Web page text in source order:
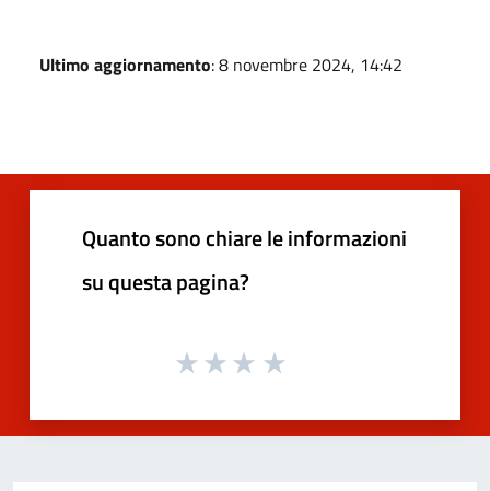
Ultimo aggiornamento: 8 novembre 2024, 14:42
Quanto sono chiare le informazioni
su questa pagina?